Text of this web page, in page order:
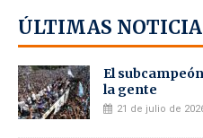
ÚLTIMAS
El
la gente
21 de julio de